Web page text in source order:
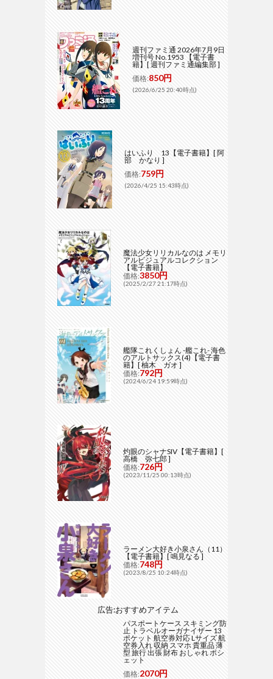
週刊ファミ通 2026年7月9日
増刊号 No.1953 【電子書
籍】[ 週刊ファミ通編集部 ]
価格:850円
(2026/6/25 20:40時点)
はいふり 13【電子書籍】[ 阿
部 かなり ]
価格:759円
(2026/4/25 15:43時点)
魔法少女リリカルなのは メモリ
アルビジュアルコレクション
【電子書籍】
価格:3850円
(2025/2/27 21:17時点)
艦隊これくしょん -艦これ- 海色
のアルトサックス(4)【電子書
籍】[ 柚木 ガオ ]
価格:792円
(2024/6/24 19:59時点)
灼眼のシャナSIV【電子書籍】[
高橋 弥七郎 ]
価格:726円
(2023/11/25 00:13時点)
ラーメン大好き小泉さん（11）
【電子書籍】[ 鳴見なる ]
価格:748円
(2023/8/25 10:24時点)
広告:おすすめアイテム
パスポートケース スキミング防
止 トラベルオーガナイザー 13
ポケット 航空券対応 Lサイズ 航
空券入れ 収納 スマホ 貴重品 薄
型 旅行 出張 財布 おしゃれ ポシ
ェット
価格:2070円